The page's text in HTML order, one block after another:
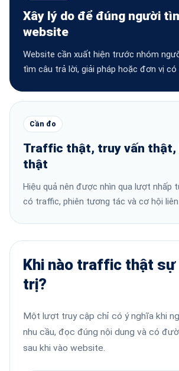
Xây lý do để đúng người
website
Website cần xuất hiện trước nhóm
tìm câu trả lời, giải pháp hoặc đơn vị
Cần đo
Traffic thật, truy vấn thật,
thật
Hiệu quả nên được nhìn qua lượt nhấp
có traffic, phiên tương tác và cơ hội
Khi nào traffic thật sự
trị?
Một lượt truy cập chỉ có ý nghĩa khi
nhu cầu, đọc đúng nội dung và có
sau khi vào website.